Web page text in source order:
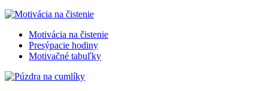
Motivácia na čistenie
Presýpacie hodiny
Motivačné tabuľky